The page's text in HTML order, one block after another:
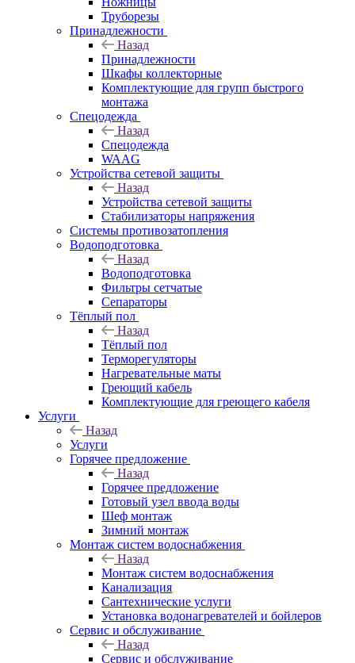
Труборезы
Принадлежности
Назад
Принадлежности
Шкафы коллекторные
Комплектующие для групп быстрого
монтажа
Спецодежда
Назад
Спецодежда
WAAG
Устройства сетевой защиты
Назад
Устройства сетевой защиты
Стабилизаторы напряжения
Системы противозатопления
Водоподготовка
Назад
Водоподготовка
Фильтры сетчатые
Сепараторы
Тёплый пол
Назад
Тёплый пол
Терморегуляторы
Нагревательные маты
Греющий кабель
Комплектующие для греющего кабеля
Услуги
Назад
Услуги
Горячее предложение
Назад
Горячее предложение
Готовый узел ввода воды
Шеф монтаж
Зимний монтаж
Монтаж систем водоснабжения
Назад
Монтаж систем водоснабжения
Канализация
Сантехнические услуги
Установка водонагревателей и бойлеров
Сервис и обслуживание
Назад
Сервис и обслуживание